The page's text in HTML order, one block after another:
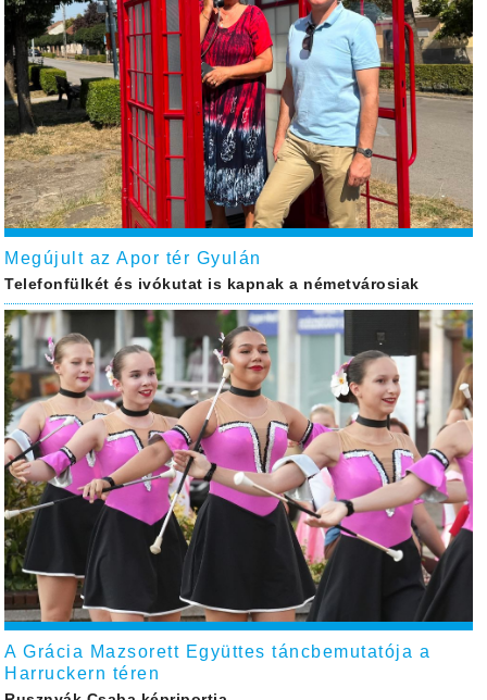
Megújult az Apor tér Gyulán
Telefonfülkét és ivókutat is kapnak a németvárosiak
A Grácia Mazsorett Együttes táncbemutatója a
Harruckern téren